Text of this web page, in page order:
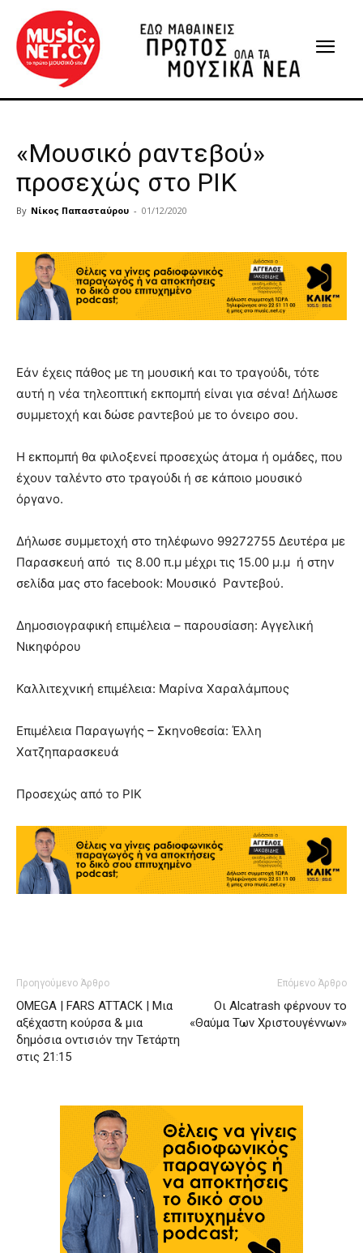
«Μουσικό ραντεβού»
προσεχώς στο ΡΙΚ
By Νίκος Παπασταύρου - 01/12/2020
Εάν έχεις πάθος με τη μουσική και το τραγούδι, τότε
αυτή η νέα τηλεοπτική εκπομπή είναι για σένα! Δήλωσε
συμμετοχή και δώσε ραντεβού με το όνειρο σου.
Η εκπομπή θα φιλοξενεί προσεχώς άτομα ή ομάδες, που
έχουν ταλέντο στο τραγούδι ή σε κάποιο μουσικό
όργανο.
Δήλωσε συμμετοχή στο τηλέφωνο 99272755 Δευτέρα με
Παρασκευή από τις 8.00 π.μ μέχρι τις 15.00 μ.μ ή στην
σελίδα μας στο facebook: Μουσικό Ραντεβού.
Δημοσιογραφική επιμέλεια – παρουσίαση: Αγγελική
Νικηφόρου
Καλλιτεχνική επιμέλεια: Μαρίνα Χαραλάμπους
Επιμέλεια Παραγωγής – Σκηνοθεσία: Έλλη
Χατζηπαρασκευά
Προσεχώς από το ΡΙΚ
Προηγούμενο Άρθρο
OMEGA | FARS ATTACK | Μια
αξέχαστη κούρσα & μια
δημόσια οντισιόν την Τετάρτη
στις 21:15
Επόμενο Άρθρο
Οι Alcatrash φέρνουν το
«Θαύμα Των Χριστουγέννων»